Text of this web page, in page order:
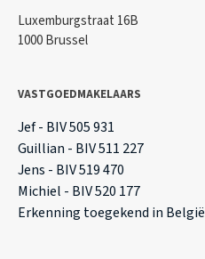
Luxemburgstraat 16B
1000 Brussel
VASTGOEDMAKELAARS
Jef - BIV 505 931
Guillian - BIV 511 227
Jens - BIV 519 470
Michiel - BIV 520 177
Erkenning toegekend in België